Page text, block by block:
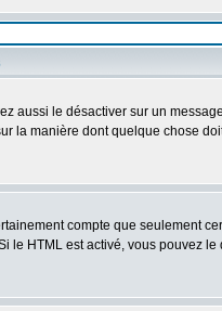
aussi le désactiver sur un
la manière dont quelque chose
compte que seulement
HTML est activé, vous pouvez